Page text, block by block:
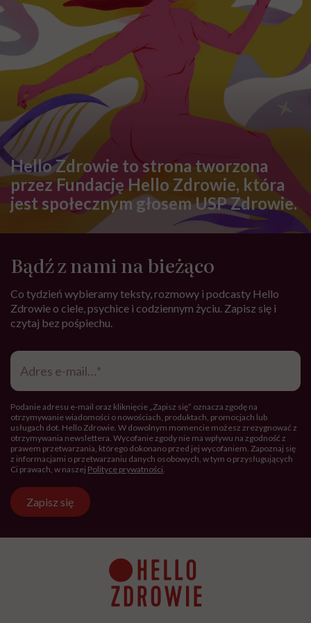
Hello Zdrowie to strona tworzona
przez Fundację Hello Zdrowie, która
jest społecznym głosem USP Zdrowie.
Bądź z nami na bieżąco
Co tydzień wybieramy teksty, rozmowy i podcasty Hello
Zdrowie o ciele, psychice i codziennym życiu. Zapisz się i
czytaj bez pośpiechu.
Adres
mail*
Podanie adresu e-mail oraz kliknięcie „Zapisz się” oznacza zgodę na
otrzymywanie wiadomości o nowościach, produktach, promocjach lub
usługach dot. Hello Zdrowie. W dowolnym momencie możesz zrezygnować z
otrzymywania newslettera. Wycofanie zgody nie ma wpływu na zgodność z
prawem przetwarzania, którego dokonano przed jej wycofaniem. Zapoznaj się
z informacjami o przetwarzaniu danych osobowych, w tym o przysługujących
Ci prawach, w naszej Polityce prywatności.
Zapisz się